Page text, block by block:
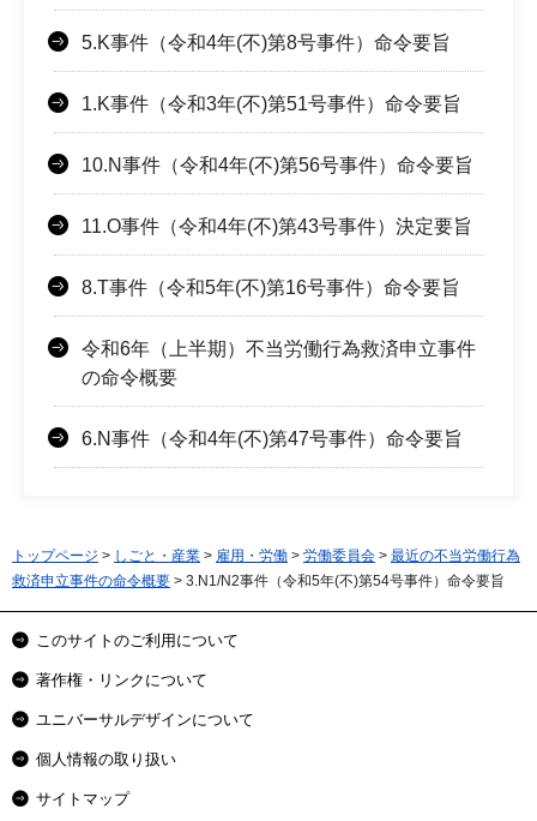
5.K事件（令和4年(不)第8号事件）命令要旨
1.K事件（令和3年(不)第51号事件）命令要旨
10.N事件（令和4年(不)第56号事件）命令要旨
11.O事件（令和4年(不)第43号事件）決定要旨
8.T事件（令和5年(不)第16号事件）命令要旨
令和6年（上半期）不当労働行為救済申立事件
の命令概要
6.N事件（令和4年(不)第47号事件）命令要旨
トップページ > しごと・産業 > 雇用・労働 > 労働委員会 > 最近の不当労働行為
救済申立事件の命令概要 > 3.N1/N2事件（令和5年(不)第54号事件）命令要旨
このサイトのご利用について
著作権・リンクについて
ユニバーサルデザインについて
個人情報の取り扱い
サイトマップ